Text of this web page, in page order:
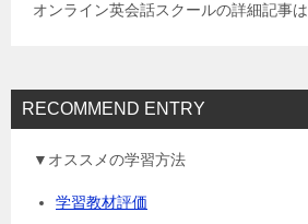
オンライン英会話スクールの詳細記事は
RECOMMEND ENTRY
▼オススメの学習方法
学習教材評価